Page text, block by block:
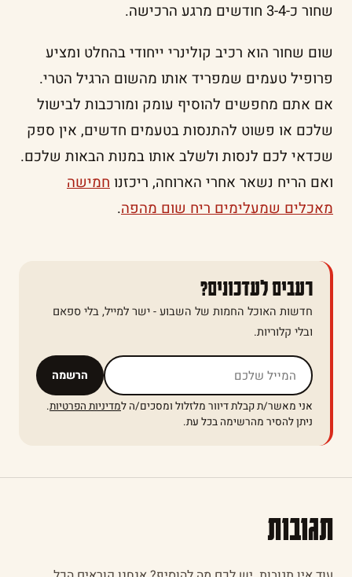
שחור כ-3-4 חודשים מרגע הרכישה.
שום שחור הוא רכיב קולינרי ייחודי בהחלט ומציע
פרופיל טעמים שמפריד אותו מהשום הרגיל הטרי.
אם אתם מחפשים להוסיף עומק ומורכבות לבישול
שלכם או פשוט להתנסות בטעמים חדשים, אין ספק
שכדאי לכם לנסות ולשלב אותו במנות הבאות שלכם.
ואם הריח נשאר אחרי הארוחה, ריכזנו חמישה
מאכלים שמעלימים ריח שום מהפה.
רעבים לעדכונים?
חדשות האוכל החמות של השבוע - ישר למייל, בלי ספאם
ובלי קלוריות.
הרשמה אל תמלאו שדה זה
אני מאשר/ת קבלת דיוור מלזלול ומסכים/ה למדיניות הפרטיות.
ניתן להסיר מהרשימה בכל עת.
תגובות